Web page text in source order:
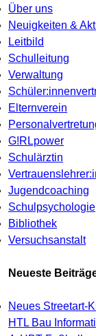
Über uns
Neuigkeiten &
Leitbild
Schulleitung
Verwaltung
Elternverein
G!RLpower
Schulärztin
Jugendcoaching
Schulpsychologie
Bibliothek
Versuchsanstalt
Neueste
Neues Streetart-
HTL Bau